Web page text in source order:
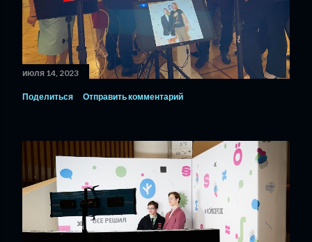
июля 14, 2023
Поделиться Отправить комментарий